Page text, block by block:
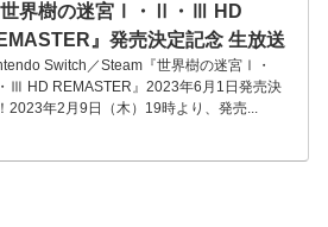
世界樹の迷宮Ⅰ・Ⅱ・Ⅲ HD
』発売決定記念 生放送
Switch／Steam『世界樹の迷宮Ⅰ・
Ⅲ HD REMASTER』2023年6月1日発売決
2023年2月9日（木）19時より、発売...